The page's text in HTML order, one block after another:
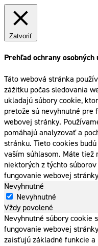
Zatvoriť
Prehľad ochrany osobných
Táto webová stránka
zážitku počas sledovania
ukladajú súbory cookie,
pretože sú nevyhnutné pre
webovej stránky.
pomáhajú analyzovať a
stránku. Tieto cookies
vaším súhlasom. Máte tiež
niektorých z týchto
fungovanie webovej
Nevyhnutné
Nevyhnutné
Vždy povolené
Nevyhnutné súbory cookie
fungovanie webovej
zaisťujú základné funkcie